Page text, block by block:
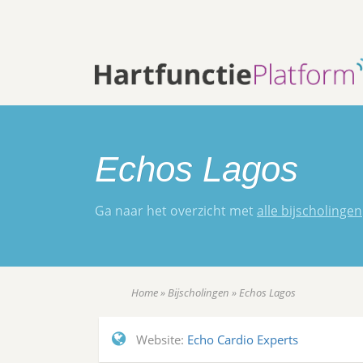
Echos Lagos
Ga naar het overzicht met alle bijscholingen
Home»Bijscholingen »Echos Lagos
Website: Echo Cardio Experts